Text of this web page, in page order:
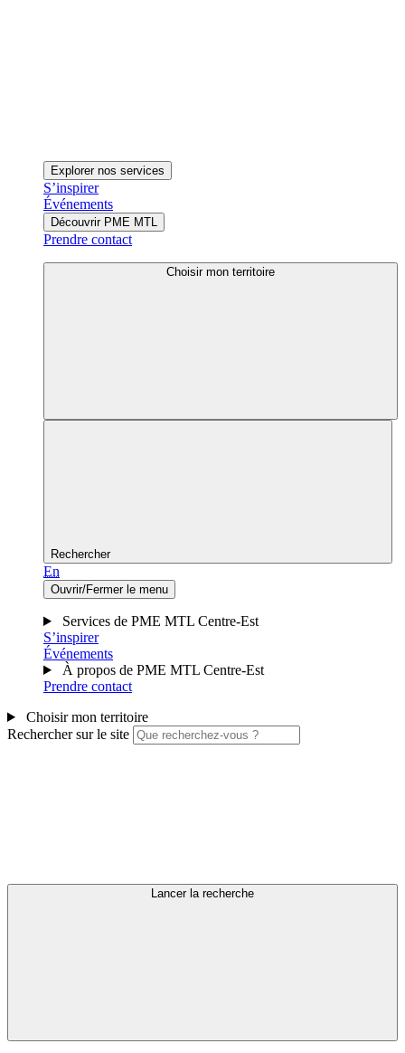
Explorer nos services
S’inspirer
Événements
Découvrir PME MTL
Prendre contact
Choisir mon territoire
Rechercher
En
Ouvrir/Fermer le menu
Services de PME MTL Centre-Est
S’inspirer
Événements
À propos de PME MTL Centre-Est
Prendre contact
Choisir mon territoire
Rechercher sur le site
Lancer la recherche